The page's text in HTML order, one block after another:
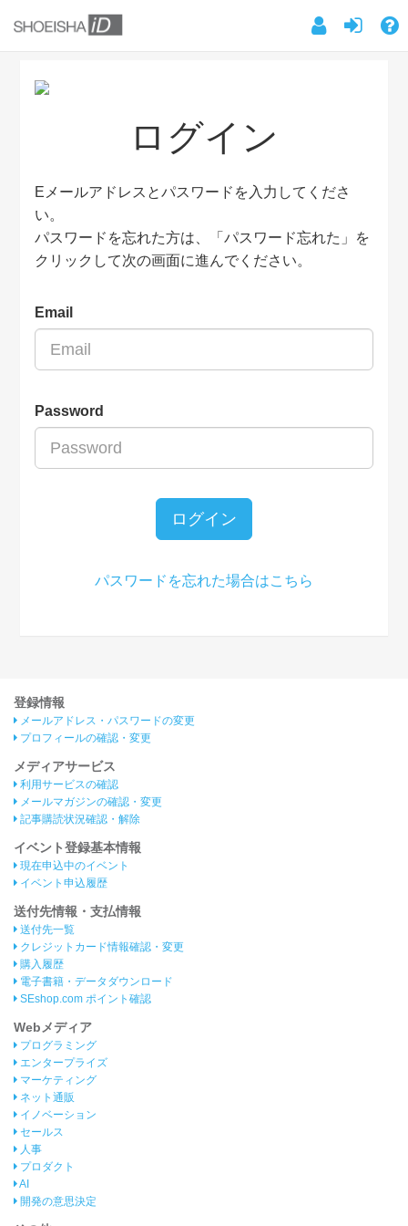
ログイン
Eメールアドレスとパスワードを入力してくださ
い。
パスワードを忘れた方は、「パスワード忘れた」を
クリックして次の画面に進んでください。
Email
Password
ログイン
パスワードを忘れた場合はこちら
登録情報
メールアドレス・パスワードの変更
プロフィールの確認・変更
メディアサービス
利用サービスの確認
メールマガジンの確認・変更
記事購読状況確認・解除
イベント登録基本情報
現在申込中のイベント
イベント申込履歴
送付先情報・支払情報
送付先一覧
クレジットカード情報確認・変更
購入履歴
電子書籍・データダウンロード
SEshop.com ポイント確認
Webメディア
プログラミング
エンタープライズ
マーケティング
ネット通販
イノベーション
セールス
人事
プロダクト
AI
開発の意思決定